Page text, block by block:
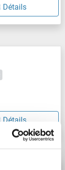
Détails
Détails